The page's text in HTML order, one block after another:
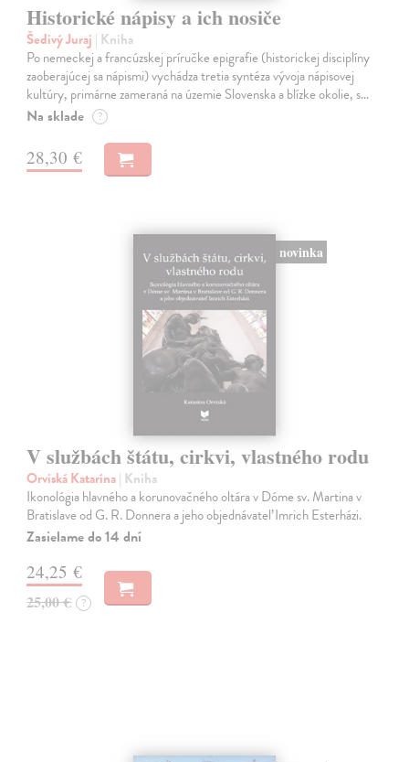
Historické nápisy a ich nosiče
Šedivý Juraj | Kniha
Po nemeckej a francúzskej príručke epigrafie (historickej disciplíny
zaoberajúcej sa nápismi) vychádza tretia syntéza vývoja nápisovej
kultúry, primárne zameraná na územie Slovenska a blízke okolie, s…
Na sklade ?
28,30 €
novinka
V službách štátu, cirkvi, vlastného rodu
Orviská Katarína| Kniha
Ikonológia hlavného a korunovačného oltára v Dóme sv. Martina v
Bratislave od G. R. Donnera a jeho objednávateľ Imrich Esterházi.
Zasielame do 14 dní
24,25 €
25,00 € ?